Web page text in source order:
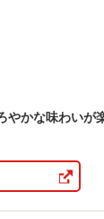
かな味わいが